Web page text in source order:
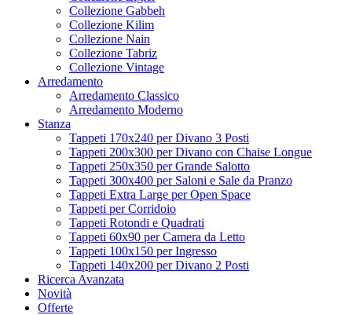
Collezione Gabbeh
Collezione Kilim
Collezione Nain
Collezione Tabriz
Collezione Vintage
Arredamento
Arredamento Classico
Arredamento Moderno
Stanza
Tappeti 170x240 per Divano 3 Posti
Tappeti 200x300 per Divano con Chaise Longue
Tappeti 250x350 per Grande Salotto
Tappeti 300x400 per Saloni e Sale da Pranzo
Tappeti Extra Large per Open Space
Tappeti per Corridoio
Tappeti Rotondi e Quadrati
Tappeti 60x90 per Camera da Letto
Tappeti 100x150 per Ingresso
Tappeti 140x200 per Divano 2 Posti
Ricerca Avanzata
Novità
Offerte